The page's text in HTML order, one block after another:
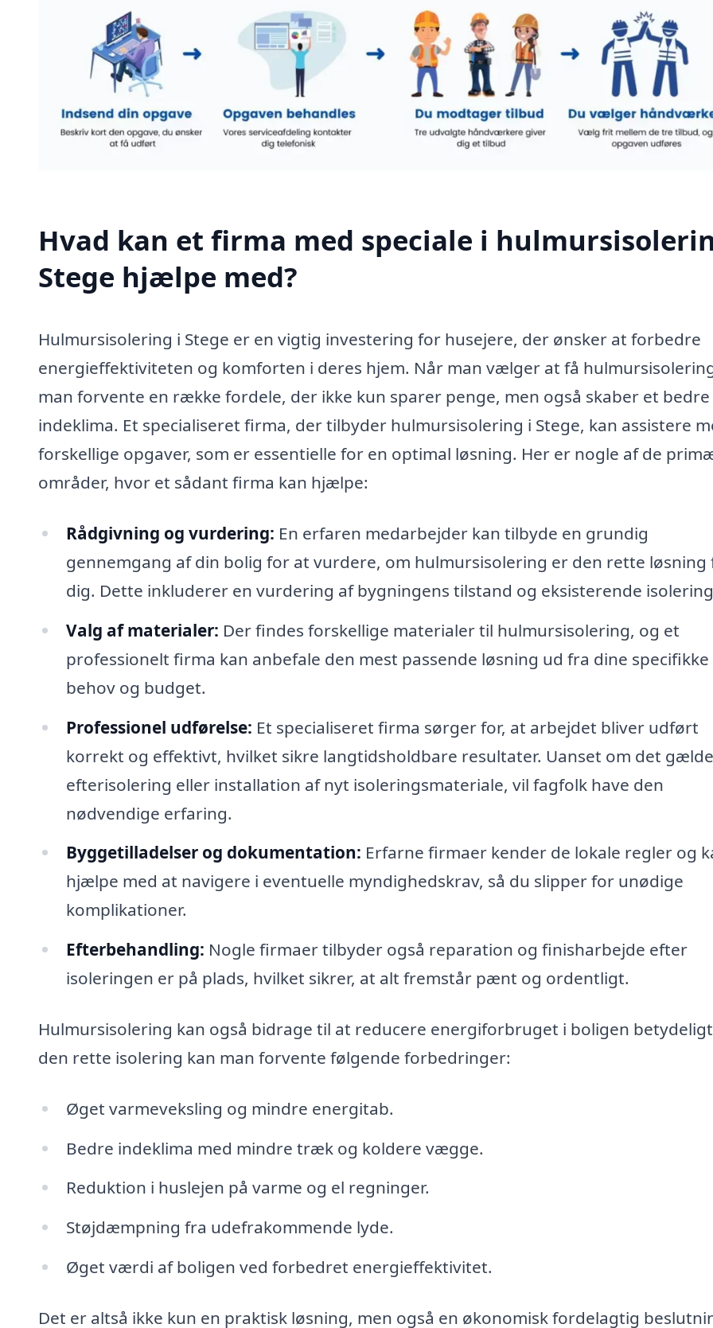
Hvad kan et firma med speciale i
Stege hjælpe med?
Hulmursisolering i Stege er en vigtig investering for husejere, der ønsker at forbedre
energieffektiviteten og komforten i deres hjem. Når man vælger at få
man forvente en række fordele, der ikke kun sparer penge, men også skaber et bedre
indeklima. Et specialiseret firma, der tilbyder hulmursisolering i Stege, kan assistere
forskellige opgaver, som er essentielle for en optimal løsning. Her er nogle af de
områder, hvor et sådant firma kan hjælpe:
Rådgivning og vurdering: En erfaren medarbejder kan tilbyde en grundig
gennemgang af din bolig for at vurdere, om hulmursisolering er den rette løsning
dig. Dette inkluderer en vurdering af bygningens tilstand og eksisterende
Valg af materialer: Der findes forskellige materialer til hulmursisolering, og et
professionelt firma kan anbefale den mest passende løsning ud fra dine specifikke
behov og budget.
Professionel udførelse: Et specialiseret firma sørger for, at arbejdet bliver udført
korrekt og effektivt, hvilket sikre langtidsholdbare resultater. Uanset om det
efterisolering eller installation af nyt isoleringsmateriale, vil fagfolk have den
nødvendige erfaring.
Byggetilladelser og dokumentation: Erfarne firmaer kender de lokale regler og
hjælpe med at navigere i eventuelle myndighedskrav, så du slipper for unødige
komplikationer.
Efterbehandling: Nogle firmaer tilbyder også reparation og finisharbejde efter
isoleringen er på plads, hvilket sikrer, at alt fremstår pænt og ordentligt.
Hulmursisolering kan også bidrage til at reducere energiforbruget i boligen
den rette isolering kan man forvente følgende forbedringer:
Øget varmeveksling og mindre energitab.
Bedre indeklima med mindre træk og koldere vægge.
Reduktion i huslejen på varme og el regninger.
Støjdæmpning fra udefrakommende lyde.
Øget værdi af boligen ved forbedret energieffektivitet.
Det er altså ikke kun en praktisk løsning, men også en økonomisk fordelagtig